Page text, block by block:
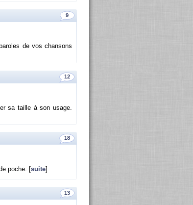
9
de vos chan­sons
12
sa taille à son usage.
18
poche. [suite]
13